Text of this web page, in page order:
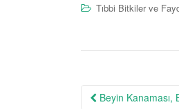
Tıbbi Bitkiler ve
Post
Beyin Kanaması,